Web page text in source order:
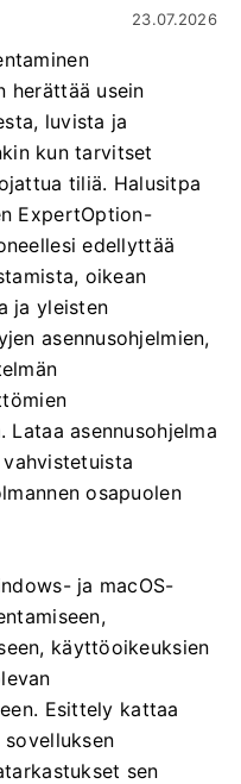
23.07.2026
herättää usein
luvista ja
kun tarvitset
tiliä. Halusitpa
ExpertOption-
edellyttää
oikean
ja yleisten
asennusohjelmien,
asennusohjelma
osapuolen
ja macOS-
käyttöoikeuksien
Esittely kattaa
sen